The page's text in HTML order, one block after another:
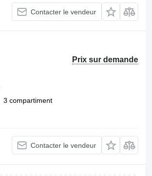
Contacter le vendeur
Prix sur demande
3 compartiment
Contacter le vendeur